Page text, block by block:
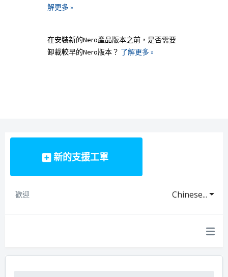
解更多 »
在安裝新的Nero產品版本之前，是否需要
卸載較早的Nero版本？ 了解更多 »
新的支援工單
Chinese...
歡迎